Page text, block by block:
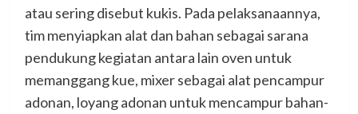
atau sering disebut kukis. Pada pelaksanaannya,
tim menyiapkan alat dan bahan sebagai sarana
pendukung kegiatan antara lain oven untuk
memanggang kue, mixer sebagai alat pencampur
adonan, loyang adonan untuk mencampur bahan-